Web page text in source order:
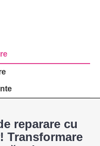
reparare cu
Transformare